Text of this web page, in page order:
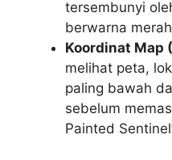
tersembunyi
berwarna
Koordinat Map
melihat peta,
paling bawah
sebelum
Painted